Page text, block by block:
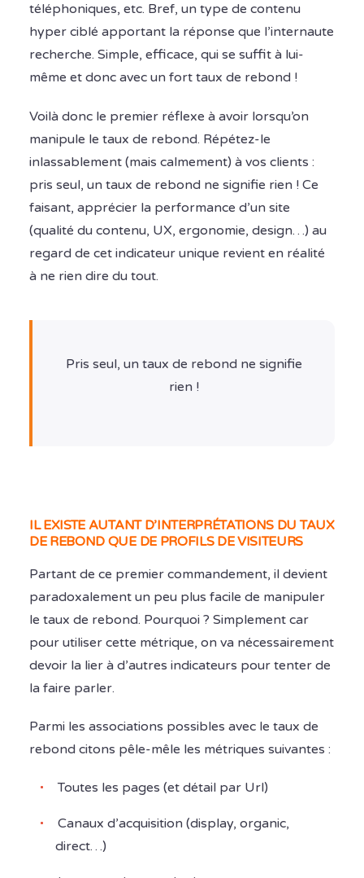
téléphoniques, etc. Bref, un type de contenu
hyper ciblé apportant la réponse que l’internaute
recherche. Simple, efficace, qui se suffit à lui-
même et donc avec un fort taux de rebond !
Voilà donc le premier réflexe à avoir lorsqu’on
manipule le taux de rebond. Répétez-le
inlassablement (mais calmement) à vos clients :
pris seul, un taux de rebond ne signifie rien ! Ce
faisant, apprécier la performance d’un site
(qualité du contenu, UX, ergonomie, design…) au
regard de cet indicateur unique revient en réalité
à ne rien dire du tout.
Pris seul, un taux de rebond ne signifie
rien !
IL EXISTE AUTANT D’INTERPRÉTATIONS DU TAUX
DE REBOND QUE DE PROFILS DE VISITEURS
Partant de ce premier commandement, il devient
paradoxalement un peu plus facile de manipuler
le taux de rebond. Pourquoi ? Simplement car
pour utiliser cette métrique, on va nécessairement
devoir la lier à d’autres indicateurs pour tenter de
la faire parler.
Parmi les associations possibles avec le taux de
rebond citons pêle-mêle les métriques suivantes :
Toutes les pages (et détail par Url)
Canaux d’acquisition (display, organic,
direct…)